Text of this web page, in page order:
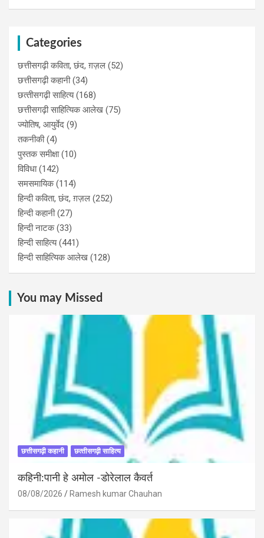
Categories
छत्तीसगढ़ी कविता, छंद, ग़ज़ल (52)
छत्तीसगढ़ी कहानी(34)
छत्‍तीसगढ़ी साहित्‍य(168)
छत्तीसगढ़ी साहित्यिक आलेख (75)
ज्योतिष, आयुर्वेद (9)
तकनीकी(4)
पुस्‍तक समीक्षा(10)
विविधा(142)
समसमायिक(114)
हिन्दी कविता, छंद, ग़ज़ल (252)
हिन्दी कहानी(27)
हिन्‍दी नाटक(33)
हिन्दी साहित्य(441)
हिन्दी साहित्यिक आलेख (128)
You may Missed
छत्तीसगढ़ी कहानी छत्‍तीसगढ़ी साहित्‍य
कहिनी:पानी हे अमोल -डोरेलाल कैवर्त
08/08/2026 Ramesh kumar Chauhan